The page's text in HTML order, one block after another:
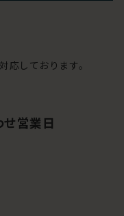
しております。
営業日